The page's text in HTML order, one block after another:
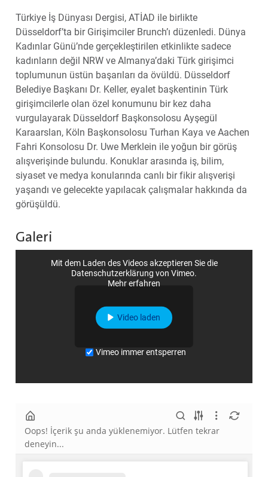
Türkiye İş Dünyası Dergisi, ATİAD ile birlikte
Düsseldorf’ta bir Girişimciler Brunch’ı düzenledi. Dünya
Kadınlar Günü’nde gerçekleştirilen etkinlikte sadece
kadınların değil NRW ve Almanya’daki Türk girişimci
toplumunun üstün başarıları da övüldü. Düsseldorf
Belediye Başkanı Dr. Keller, eyalet başkentinin Türk
girişimcilerle olan özel konumunu bir kez daha
vurgulayarak Düsseldorf Başkonsolosu Ayşegül
Karaarslan, Köln Başkonsolosu Turhan Kaya ve Aachen
Fahri Konsolosu Dr. Uwe Merklein ile yoğun bir görüş
alışverişinde bulundu. Konuklar arasında iş, bilim,
siyaset ve medya konularında canlı bir fikir alışverişi
yaşandı ve gelecekte yapılacak çalışmalar hakkında da
görüşüldü.
Galeri
Mit dem Laden des Videos akzeptieren Sie die
Datenschutzerklärung von Vimeo.
Mehr erfahren
Video laden
Vimeo immer entsperren
Oops! İçerik şu anda yüklenemiyor. Lütfen tekrar
deneyin...